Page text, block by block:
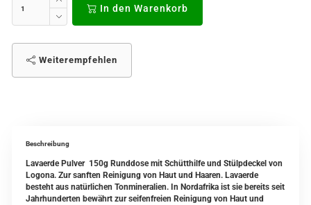
In den Warenkorb
Weiterempfehlen
Beschreibung
Lavaerde Pulver 150g Runddose mit Schütthilfe und Stülpdeckel von
Logona. Zur sanften Reinigung von Haut und Haaren. Lavaerde
besteht aus natürlichen Tonmineralien. In Nordafrika ist sie bereits seit
Jahrhunderten bewährt zur seifenfreien Reinigung von Haut und